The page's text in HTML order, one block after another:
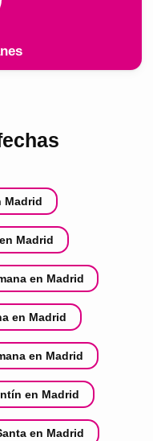
Madrid
Madrid
en Madrid
en Madrid
en Madrid
en Madrid
en Madrid